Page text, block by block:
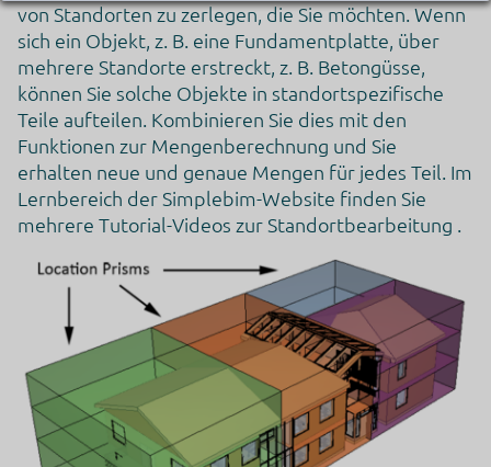
von Standorten zu zerlegen, die Sie möchten. Wenn
sich ein Objekt, z. B. eine Fundamentplatte, über
mehrere Standorte erstreckt, z. B. Betongüsse,
können Sie solche Objekte in standortspezifische
Teile aufteilen. Kombinieren Sie dies mit den
Funktionen zur Mengenberechnung und Sie
erhalten neue und genaue Mengen für jedes Teil. Im
Lernbereich der Simplebim-Website finden Sie
mehrere Tutorial-Videos zur Standortbearbeitung .
Google Tag Manager
Dies ist ein Tag-Management-System zum Verwalten von
JavaScript- und HTML-Code-Snippets, mit denen tracking,
Analyse-, Personalisierungs- und Marketing-Performance-
Tags und -Tools implementiert werden können.
Verarbeitungsunternehmen
Google Ireland Limited
Google Building Gordon House, 4 Barrow St, Dublin, D04
Datenverarbeitungszwecke
Diese Liste stellt die Zwecke der Datenerhebung und -
verarbeitung dar. Eine Einwilligung gilt nur für die
angegebenen Zwecke. Die gesammelten Daten können nicht
für einen anderen als den unten aufgeführten Zweck
verwendet oder gespeichert werden.
Funktionalität
Genutzte Technologien